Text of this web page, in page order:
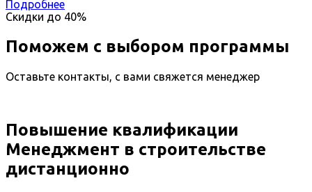
Подробнее
Скидки до 40%
Поможем с выбором программы
Оставьте контакты, с вами свяжется менеджер
Повышение квалификации
Менеджмент в строительстве
дистанционно